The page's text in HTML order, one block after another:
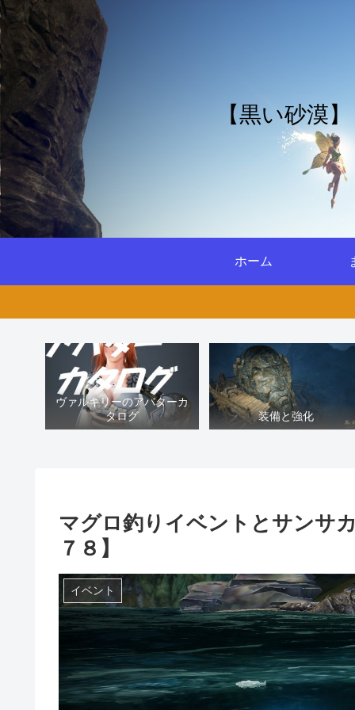
【黒い砂漠
ホーム
ヴァルキリーのアバターカ
タログ
装備と強化
マグロ釣りイベントとサンサ
７８】
イベント